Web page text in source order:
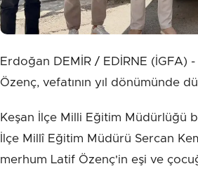
Erdoğan DEMİR / EDİRNE (İGFA)
Özenç, vefatının yıl dönümünde
Keşan İlçe Milli Eğitim Müdürlüğü
İlçe Millî Eğitim Müdürü Sercan
merhum Latif Özenç'in eşi ve